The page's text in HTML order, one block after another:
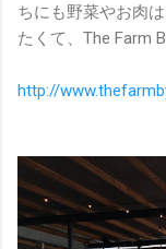
ちにも野菜やお肉
たくて、The Farm
http://